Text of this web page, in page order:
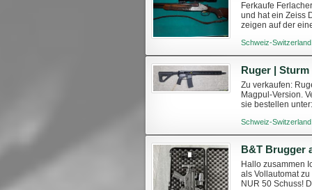
Ferkaufe
und hat ein Zeiss
zeigen auf der
Schweiz-
Zu verkaufen:
Magpul-Version.
sie bestellen
Schweiz-
B&T Brugger
Hallo zusammen
als Vollautomat
NUR 50 Schuss!